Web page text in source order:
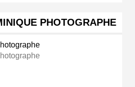
PHOTOGRAPHE